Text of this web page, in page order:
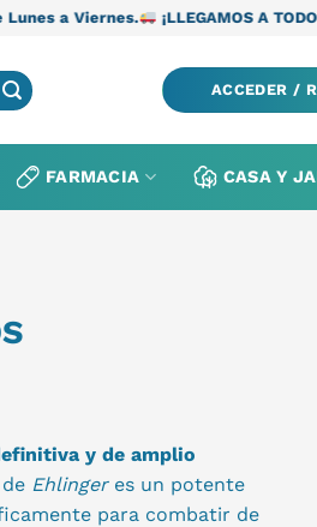
¡LLEGAMOS A TODO CHILE!
ACCEDER /
FARMACIA CASA Y
y de amplio
de Ehlingeres un potente
para combatir de